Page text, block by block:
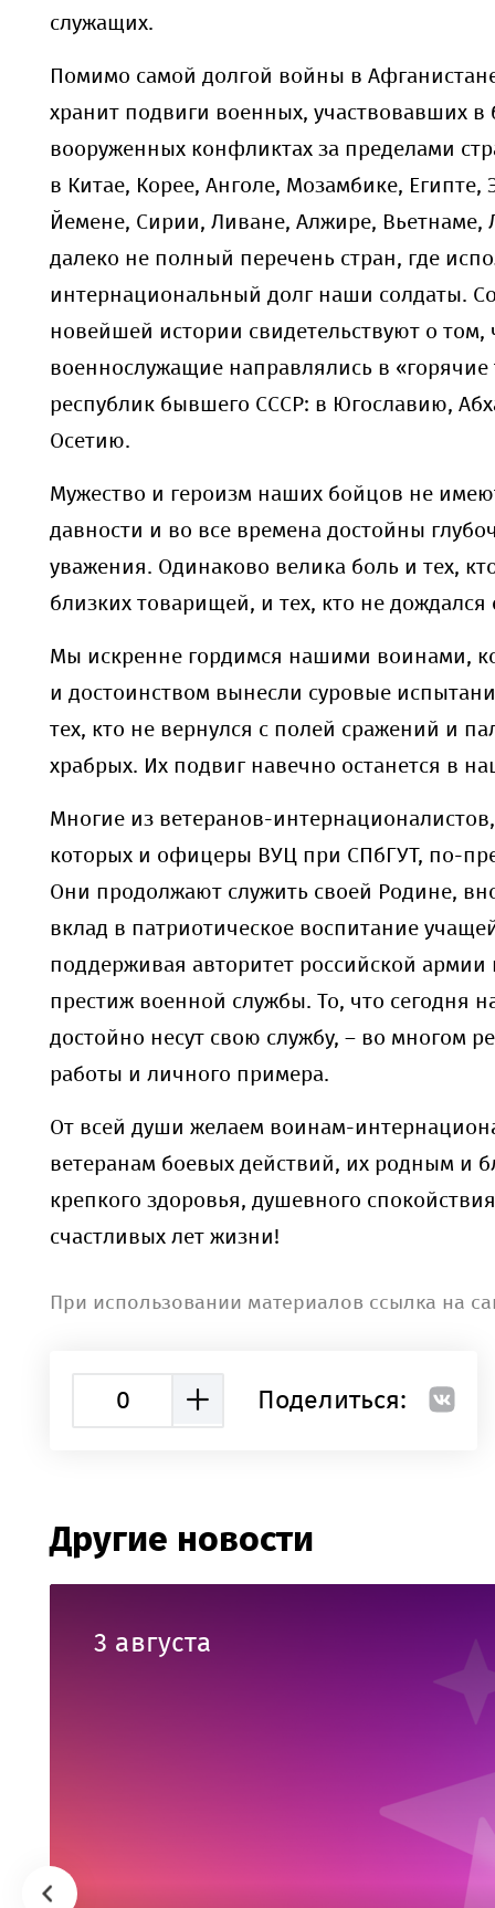
служащих.
Помимо самой долгой войны в
хранит подвиги военных, участвовавших в
вооруженных конфликтах за пределами
в Китае, Корее, Анголе, Мозамбике, Египте,
Йемене, Сирии, Ливане, Алжире, Вьетнаме,
далеко не полный перечень стран, где
интернациональный долг наши солдаты.
новейшей истории свидетельствуют о том,
военнослужащие направлялись в «горячие
республик бывшего СССР: в Югославию,
Осетию.
Мужество и героизм наших бойцов не
давности и во все времена достойны
уважения. Одинаково велика боль и тех,
близких товарищей, и тех, кто не
Мы искренне гордимся нашими воинами,
и достоинством вынесли суровые
тех, кто не вернулся с полей сражений и
храбрых. Их подвиг навечно останется в
Многие из ветеранов-
которых и офицеры ВУЦ при СПбГУТ, по-
Они продолжают служить своей Родине,
вклад в патриотическое воспитание
поддерживая авторитет российской
престиж военной службы. То, что сегодня
достойно несут свою службу, – во многом
работы и личного примера.
От всей души желаем воинам-
ветеранам боевых действий, их родным и
крепкого здоровья, душевного
счастливых лет жизни!
При использовании материалов ссылка на
0 Поделиться:
Другие новости
3 августа